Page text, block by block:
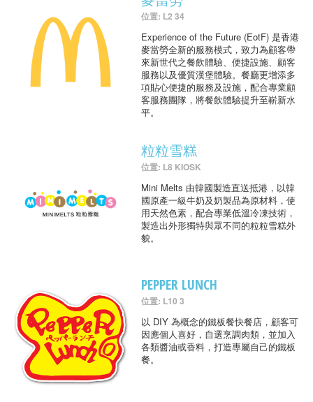
位置: L2 34
Experience of the Future (EotF) 是香港
麥當勞全新的服務模式，致力為顧客帶
來新世代之餐飲體驗、便捷設施、顧客
服務以及優質漢堡體驗。餐廳更增添多
項貼心便捷的服務及設施，配合專業顧
客服務團隊，將餐飲體驗提升至嶄新水
平。
粒粒雪糕
位置: L8 KIOSK
Mini Melts 由韓國製造直送抵港，以韓
國原產一級牛奶及奶製品為原材料，使
用天然色素，配合專業低溫冷凍技術，
製造出外形獨特與眾不同的粒粒雪糕外
貌。
PEPPER LUNCH
位置: L10 3
以 DIY 為概念的鐵板餐快餐店，顧客可
因應個人喜好，自選烹調肉類，並加入
各類醬油或香料，打造專屬自己的鐵板
餐。